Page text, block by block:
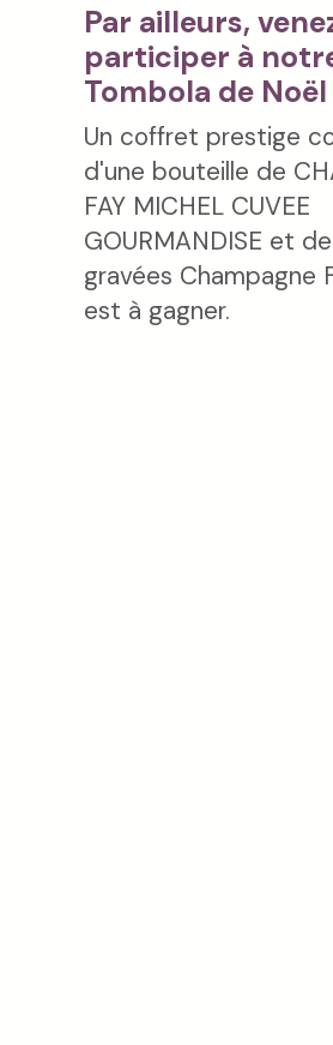
Par ailleurs,
participer à
Tombola de Noël
Un coffret prestige
d'une bouteille de
FAY MICHEL CUVEE
GOURMANDISE et
gravées Champagne
est à gagner.